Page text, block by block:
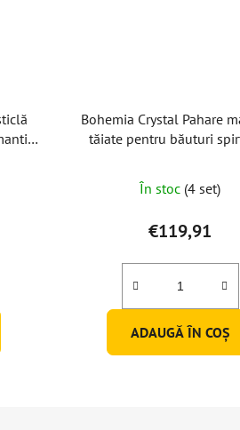
Bohemia Crystal Pahare
tăiate pentru băuturi
În stoc (4 set)
€119,91
ADAUGĂ ÎN COŞ